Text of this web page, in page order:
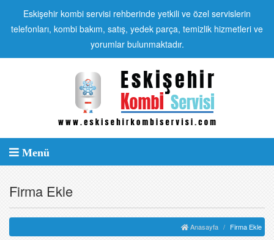
Eskişehir kombi servisi rehberinde yetkili ve özel servislerin
telefonları, kombi bakım, satış, yedek parça, temizlik hizmetleri ve
yorumlar bulunmaktadır.
Menü
Firma Ekle
Anasayfa Firma Ekle